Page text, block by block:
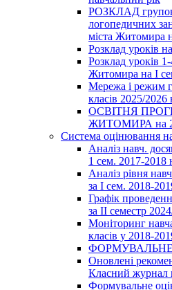
РОЗКЛАД
логопедичних
міста Житомира
Розклад уроків
Розклад уроків
Житомира на І
Мережа і режим
класів 2025/2026
ОСВІТНЯ
ЖИТОМИРА на
Система оцінювання
Аналіз навч.
1 сем. 2017-2018
Аналіз рівня
за І сем. 2018-
Графік
за ІІ семестр
Моніторинг
класів у 2018-
Оновлені
Класний журнал
Формувальне